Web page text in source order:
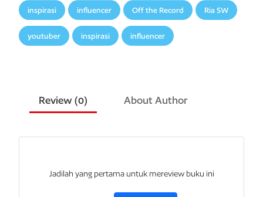
Pokoknya, siapin pikiran kalian selama membaca buku ini ya!
Jangan lupa makan dulu karena dalam buku ini aku masih
pengin godain kamu biar ngiler! Hihihi!
inspirasi influencer Off the Record Ria SW
youtuber inspirasi influencer
Review (0) About Author
Jadilah yang pertama untuk mereview buku ini